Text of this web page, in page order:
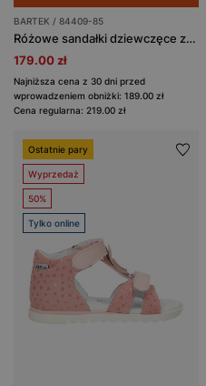
BARTEK / 84409-85
Różowe sandałki dziewczęce ze srebrnymi wstawkami BARTEK 84409-85
179.00 zł
Najniższa cena z 30 dni przed
wprowadzeniem obniżki: 189.00 zł
Cena regularna: 219.00 zł
Ostatnie pary
Wyprzedaż
50%
Tylko online